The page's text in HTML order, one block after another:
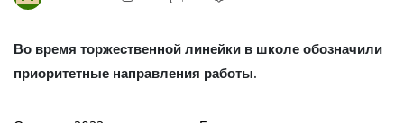
Во время торжественной линейки в школе обозначили
приоритетные направления работы.